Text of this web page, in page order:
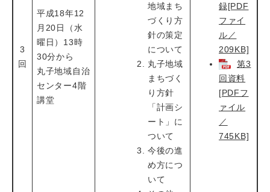
3
回
平成18年12
月20日（水
曜日）13時
30分から
丸子地域自治
センター4階
講堂
地域まち
づくり方
針の策定
について
丸子地域
まちづく
り方針
「計画シ
ート」に
ついて
今後の進
め方につ
いて
録[PDF
ファイ
ル／
209KB]
第3
回資料
[PDFフ
ァイル
／
745KB]